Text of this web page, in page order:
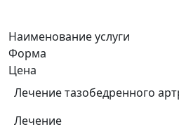
Наименование услуги
Форма
Цена
Лечение тазобедренного
Лечение